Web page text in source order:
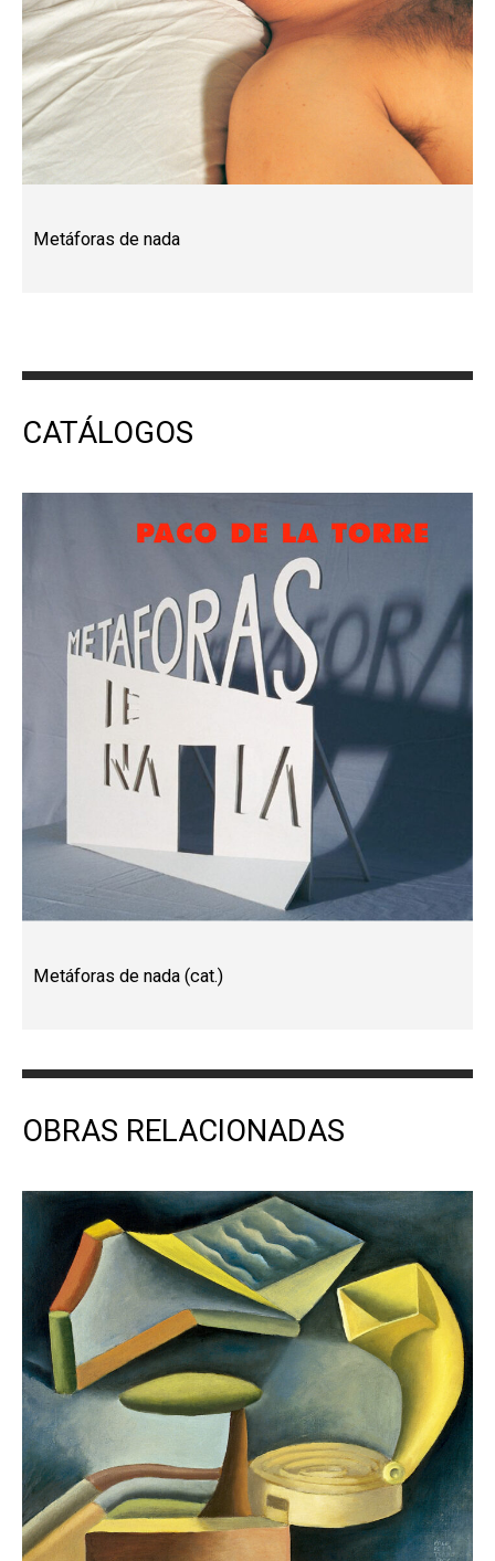
Metáforas de nada
CATÁLOGOS
Metáforas de nada (cat.)
OBRAS RELACIONADAS